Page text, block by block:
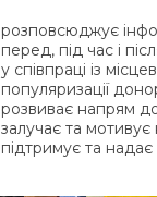
розповсюджує
перед, під час і
у співпраці із
популяризації
розвиває напрям
залучає та
підтримує та